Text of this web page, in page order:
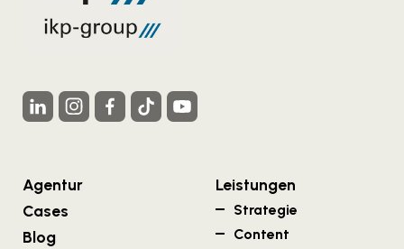
Agentur
Cases
Blog
Leistungen
Strategie
Content